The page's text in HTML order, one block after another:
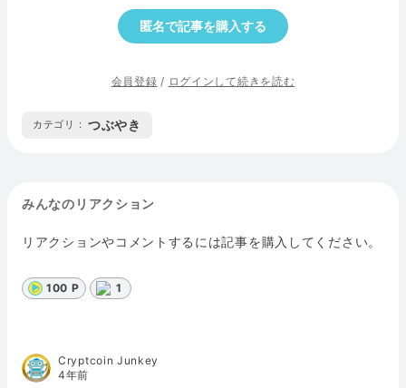
匿名で記事を購入する
会員登録 / ログインして続きを読む
カテゴリ : つぶやき
みんなのリアクション
リアクションやコメントするには記事を購入してください。
100 P 1
Cryptcoin Junkey
4年前